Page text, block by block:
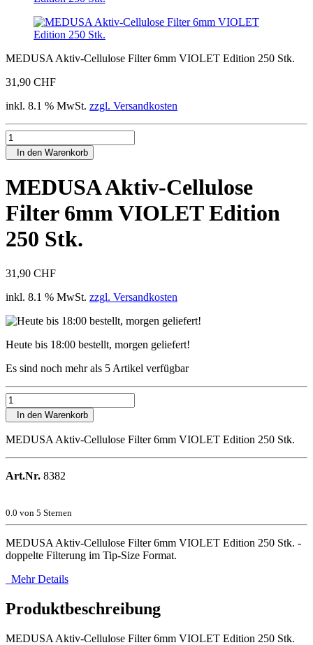
MEDUSA Aktiv-Cellulose Filter 6mm VIOLET Edition 250 Stk.
31,90 CHF
inkl. 8.1 % MwSt. zzgl. Versandkosten
In den Warenkorb
MEDUSA Aktiv-Cellulose
Filter 6mm VIOLET Edition
250 Stk.
31,90 CHF
inkl. 8.1 % MwSt. zzgl. Versandkosten
Heute bis 18:00 bestellt, morgen geliefert!
Es sind noch mehr als 5 Artikel verfügbar
In den Warenkorb
MEDUSA Aktiv-Cellulose Filter 6mm VIOLET Edition 250 Stk.
Art.Nr. 8382
0.0 von 5 Sternen
MEDUSA Aktiv-Cellulose Filter 6mm VIOLET Edition 250 Stk. -
doppelte Filterung im Tip-Size Format.
Mehr Details
Produktbeschreibung
MEDUSA Aktiv-Cellulose Filter 6mm VIOLET Edition 250 Stk.